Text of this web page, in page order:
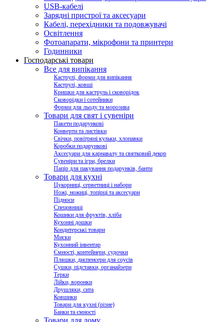
USB-кабелі
Зарядні пристрої та аксесуари
Кабелі, перехідники та подовжувачі
Освітлення
Фотоапарати, мікрофони та принтери
Годинники
Господарські товари
Все для випікання
Каструлі, форми для випікання
Каструлі, ковші
Кришки для каструль і сковорідок
Сковорідки і сотейники
Форми для льоду та морозива
Товари для свят і сувеніри
Пакети подарункові
Конверти та листівки
Свічки, повітряні кульки, хлопавки
Коробки подарункові
Аксесуари для карнавалу та святковий декор
Сувеніри та ігри, брелки
Папір для пакування подарунків, банти
Товари для кухні
Цукорниці, серветниці і набори
Ножі, ножиці, топірці та аксесуари
Підноси
Спецовниці
Кошики для фруктів, хліба
Кухонні дошки
Кондитерські товари
Миски
Кухонний інвентар
Ємності, контейнери, судочки
Пляшки, диспенсери для соусів
Сушки, підставки, органайзери
Терки
Лійки, воронки
Друшляки, сита
Ковшики
Товари для кухні (різне)
Банки та ємності
Товари для дому